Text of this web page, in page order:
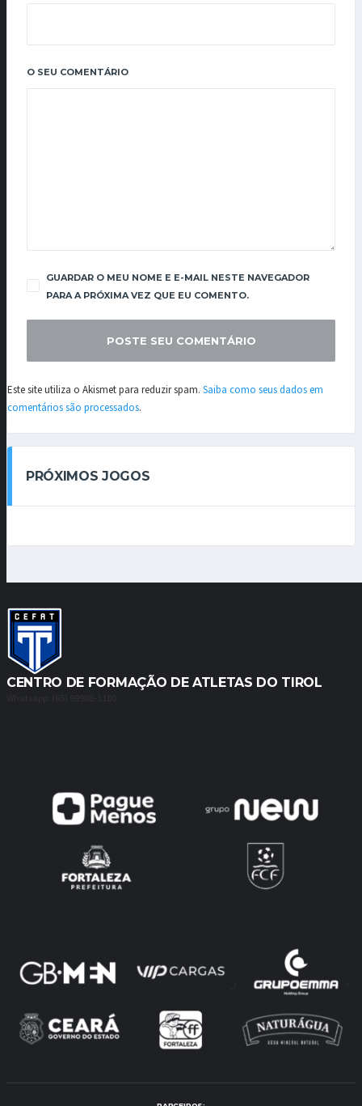
O SEU COMENTÁRIO
GUARDAR O MEU NOME E E-MAIL NESTE NAVEGADOR
PARA A PRÓXIMA VEZ QUE EU COMENTO.
Este site utiliza o Akismet para reduzir spam. Saiba como seus dados em
comentários são processados.
PRÓXIMOS JOGOS
CENTRO DE FORMAÇÃO DE ATLETAS DO TIROL